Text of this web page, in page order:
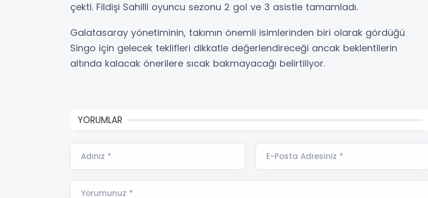
çekti. Fildişi Sahilli oyuncu sezonu 2 gol ve 3 asistle tamamladı.
Galatasaray yönetiminin, takımın önemli isimlerinden biri olarak gördüğü
Singo için gelecek teklifleri dikkatle değerlendireceği ancak beklentilerin
altında kalacak önerilere sıcak bakmayacağı belirtiliyor.
YORUMLAR
Adınız * E-Posta Adresiniz *
Yorumunuz *